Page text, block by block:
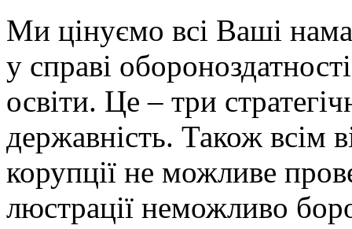
Ми цінуємо всі Ваші
у справі
освіти. Це – три
державність. Також всім
корупції не можливе
люстрації неможливо